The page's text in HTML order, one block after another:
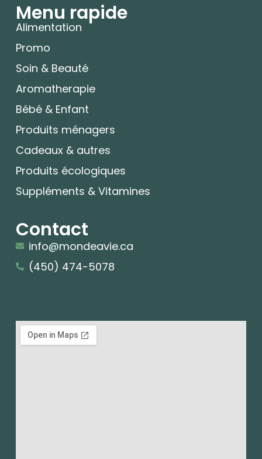
Menu rapide
Alimentation
Promo
Soin & Beauté
Aromatherapie
Bébé & Enfant
Produits ménagers
Cadeaux & autres
Produits écologiques
Suppléments & Vitamines
Contact
info@mondeavie.ca
(450) 474-5078